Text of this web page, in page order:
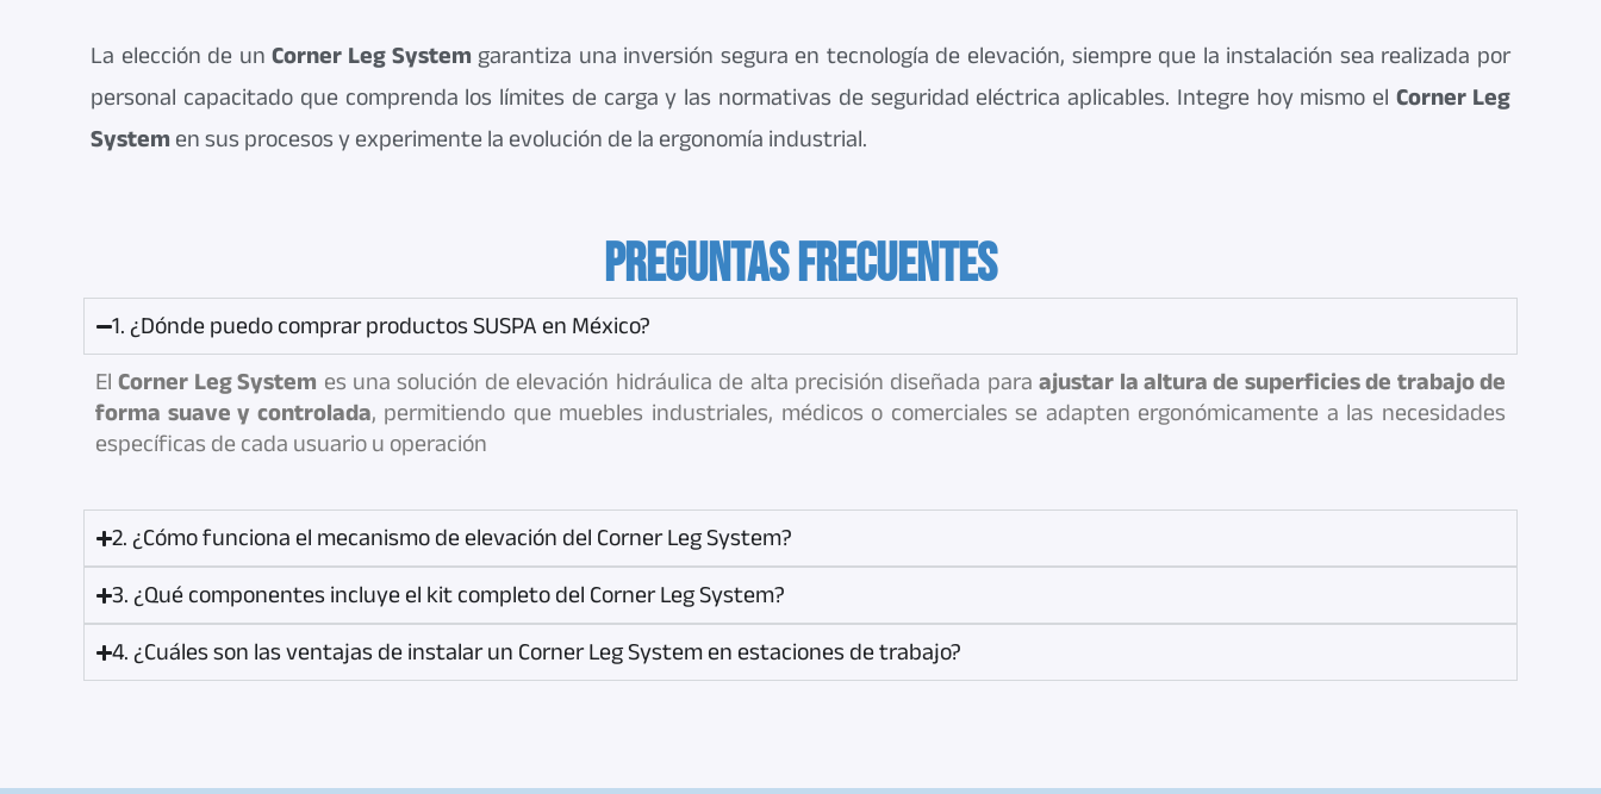
La elección de unCorner Leg Systemgarantiza una inversión segura en tecnología de elevación, siempre que la instalación sea realizada por
personal capacitado que comprenda los límites de carga y las normativas de seguridad eléctrica aplicables. Integre hoy mismo elCorner Leg
Systemen sus procesos y experimente la evolución de la ergonomía industrial.
PREGUNTAS FRECUENTES
1. ¿Dónde puedo comprar productos SUSPA en México?
ElCorner Leg System es una solución de elevación hidráulica de alta precisión diseñada paraajustar la altura de superficies de trabajo de
forma suave y controlada, permitiendo que muebles industriales, médicos o comerciales se adapten ergonómicamente a las necesidades
específicas de cada usuario u operación
2. ¿Cómo funciona el mecanismo de elevación del Corner Leg System?
3. ¿Qué componentes incluye el kit completo del Corner Leg System?
4. ¿Cuáles son las ventajas de instalar un Corner Leg System en estaciones de trabajo?